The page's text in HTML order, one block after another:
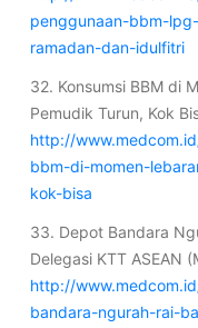
penggunaan-bbm-
ramadan-dan-idulfitri
32. Konsumsi BBM di
Pemudik Turun, Kok
http://
bbm-di-momen-
kok-bisa
33. Depot Bandara
Delegasi KTT ASEAN
http://
bandara-ngurah-rai-